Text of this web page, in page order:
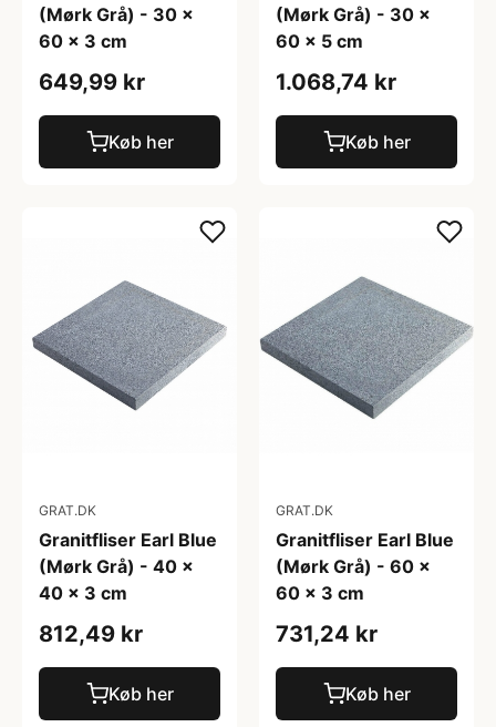
(Mørk Grå) - 30 x
60 x 3 cm
649,99 kr
Køb her
(Mørk Grå) - 30 x
60 x 5 cm
1.068,74 kr
Køb her
GRAT.DK
Granitfliser Earl Blue
(Mørk Grå) - 40 x
40 x 3 cm
812,49 kr
Køb her
GRAT.DK
Granitfliser Earl Blue
(Mørk Grå) - 60 x
60 x 3 cm
731,24 kr
Køb her